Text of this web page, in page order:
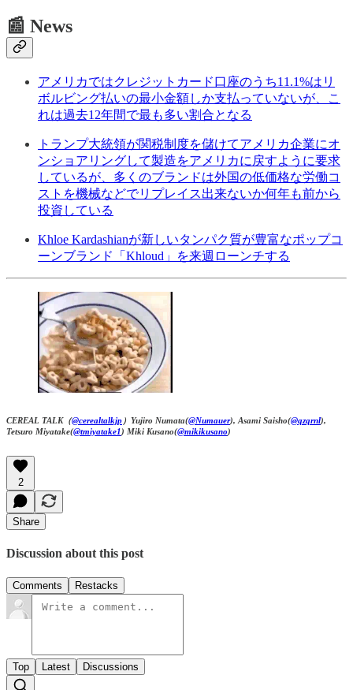
📰 News
アメリカではクレジットカード口座のうち11.1%はリ
ボルビング払いの最小金額しか支払っていないが、こ
れは過去12年間で最も多い割合となる
トランプ大統領が関税制度を儲けてアメリカ企業にオ
ンショアリングして製造をアメリカに戻すように要求
しているが、多くのブランドは外国の低価格な労働コ
ストを機械などでリプレイス出来ないか何年も前から
投資している
Khloe Kardashianが新しいタンパク質が豊富なポップコ
ーンブランド「Khloud」を来週ローンチする
CEREAL TALK（@cerealtalkjp ）Yujiro Numata(@Numauer), Asami Saisho(@qzqrnl),
Tetsuro Miyatake(@tmiyatake1) Miki Kusano(@mikikusano)
2
Share
Discussion about this post
Comments Restacks
Top Latest Discussions